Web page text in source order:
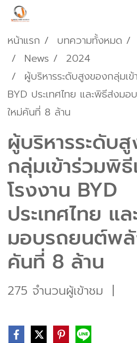
หน้าแรก บทความทั้งหมด
News
2024
ผู้บริหารระดับสูงของกลุ่มเข้
BYD ประเทศไทย และพิธีส่งม
ใหม่คันที่ 8 ล้าน
ผู้บริหารระดับ
กลุ่มเข้าร่วมพิ
โรงงาน BYD
ประเทศไทย แ
มอบรถยนต์พลั
คันที่ 8 ล้าน
275 จำนวนผู้เข้าชม |